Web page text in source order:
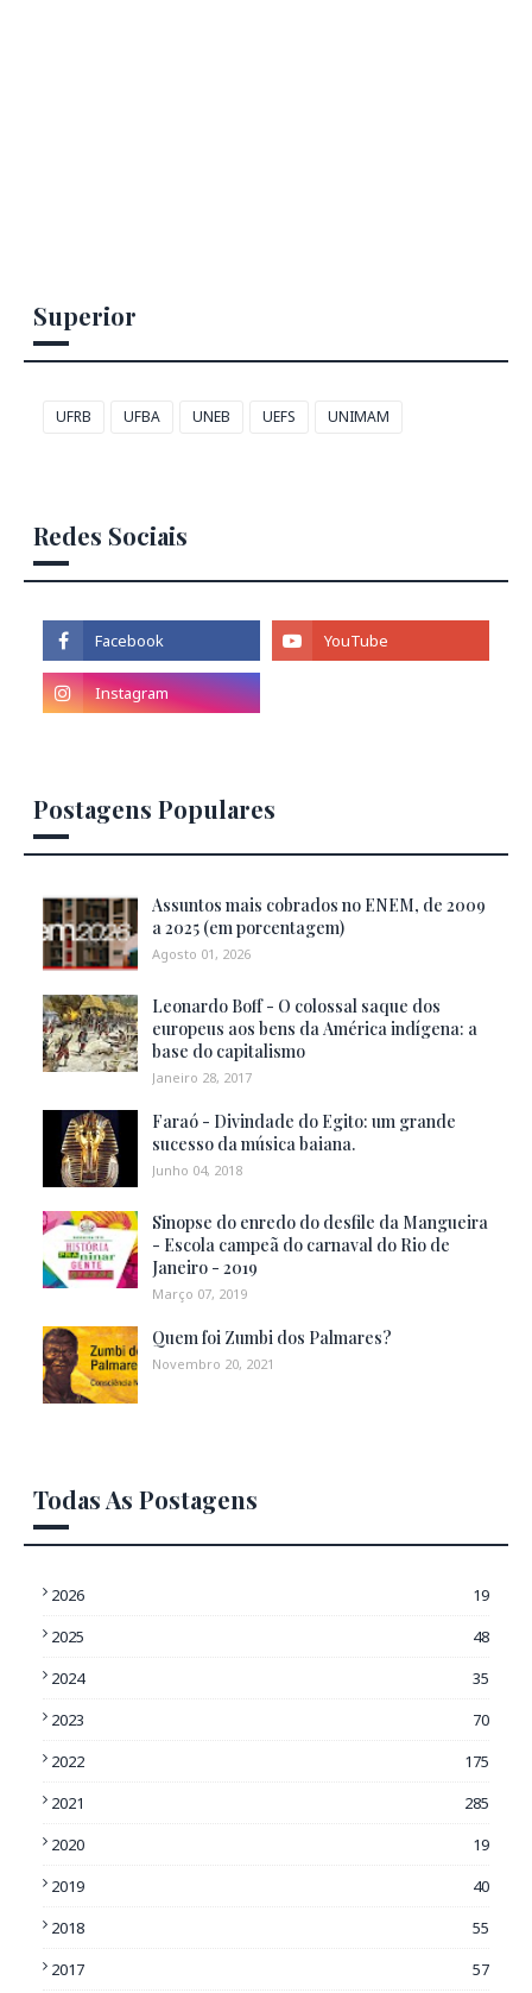
Superior
UFRB UFBA UNEB UEFS UNIMAM
Redes Sociais
Postagens Populares
Assuntos mais cobrados no ENEM, de 2009
a 2025 (em porcentagem)
Agosto 01, 2026
Leonardo Boff - O colossal saque dos
europeus aos bens da América indígena: a
base do capitalismo
Janeiro 28, 2017
Faraó - Divindade do Egito: um grande
sucesso da música baiana.
Junho 04, 2018
Sinopse do enredo do desfile da Mangueira
- Escola campeã do carnaval do Rio de
Janeiro - 2019
Março 07, 2019
Quem foi Zumbi dos Palmares?
Novembro 20, 2021
Todas As Postagens
2026
19
2025
48
2024
35
2023
70
2022
175
2021
285
2020
19
2019
40
2018
55
2017
57